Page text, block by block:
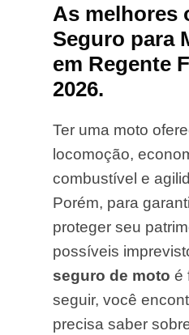
As melhores
Seguro para
em Regente
2026.
Ter uma moto
locomoção,
combustível e
Porém, para
proteger seu
possíveis
seguro de moto é
seguir, você
precisa saber